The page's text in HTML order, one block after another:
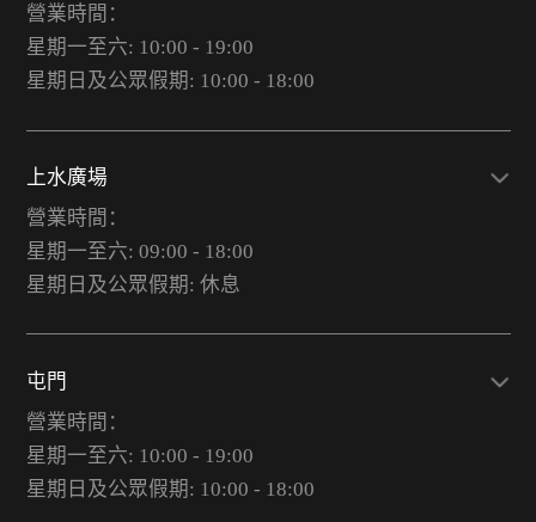
營業時間：
星期一至六: 10:00 - 19:00
星期日及公眾假期: 10:00 - 18:00
上水廣場
營業時間：
星期一至六: 09:00 - 18:00
星期日及公眾假期: 休息
屯門
營業時間：
星期一至六: 10:00 - 19:00
星期日及公眾假期: 10:00 - 18:00